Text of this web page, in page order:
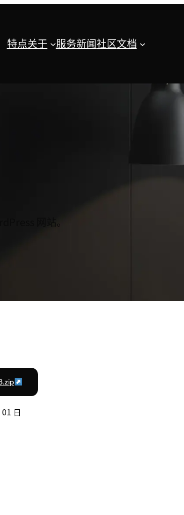
特点关于 服务新闻 社区 文档
日